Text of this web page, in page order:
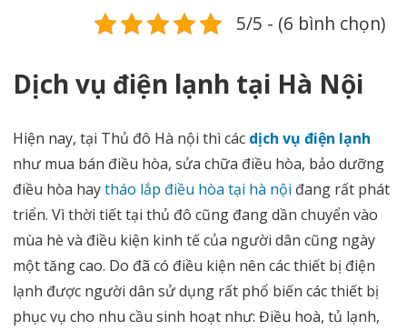
vụ
5/5 - (6 bình chọn)
Dịch vụ điện lạnh tại Hà Nội
Hiện nay, tại Thủ đô Hà nội thì các dịch vụ điện lạnh
như mua bán điều hòa, sửa chữa điều hòa, bảo dưỡng
điều hòa haytháo lắp điều hòa tại hà nội đang rất phát
triển. Vì thời tiết tại thủ đô cũng đang dần chuyển vào
mùa hè và điều kiện kinh tế của người dân cũng ngày
một tăng cao. Do đã có điều kiện nên các thiết bị điện
lạnh được người dân sử dụng rất phổ biến các thiết bị
phục vụ cho nhu cầu sinh hoạt như: Điều hoà, tủ lạnh,